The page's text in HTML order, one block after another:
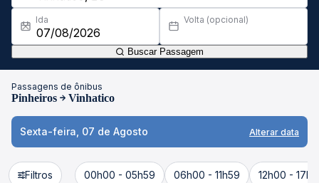
Ida Volta (opcional)
Buscar Passagem
Passagens de ônibus
Pinheiros Vinhatico
Sexta-feira, 07 de Agosto Alterar data
Filtros 00h00 - 05h59 06h00 - 11h59 12h00 -